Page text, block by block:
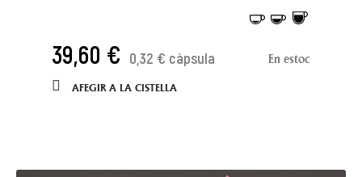
39,60 € 0,32 € càpsula En estoc
AFEGIR A LA CISTELLA